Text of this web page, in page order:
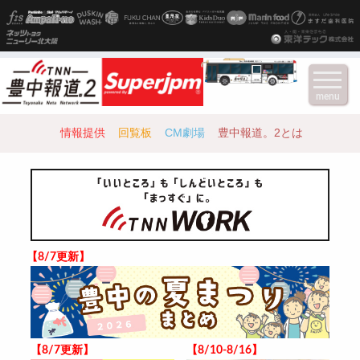
情報提供 回覧板 CM劇場 豊中報道。2とは
【8/7更新】
【8/7更新】 【8/10-8/16】
menu